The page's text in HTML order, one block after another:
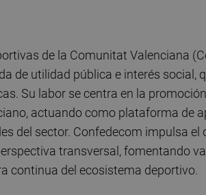
de la Comunitat Valenciana
de utilidad pública e interés social,
Su labor se centra en la
actuando como plataforma de
del sector. Confedecom impulsa el
transversal, fomentando
continua del ecosistema deportivo.